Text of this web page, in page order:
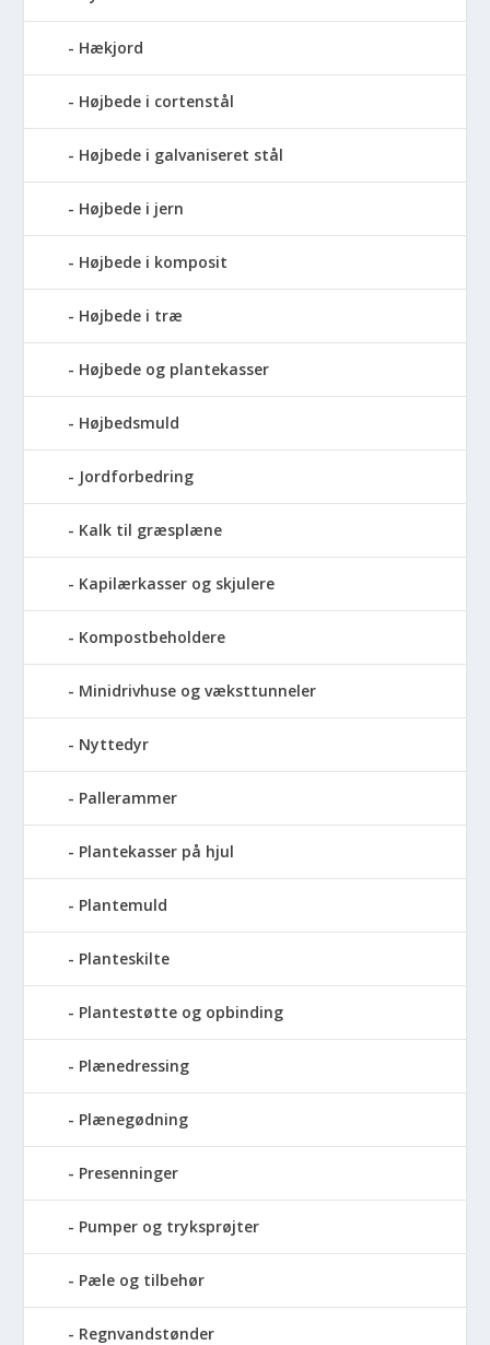
Hækjord
Højbede i cortenstål
Højbede i galvaniseret stål
Højbede i jern
Højbede i komposit
Højbede i træ
Højbede og plantekasser
Højbedsmuld
Jordforbedring
Kalk til græsplæne
Kapilærkasser og skjulere
Kompostbeholdere
Minidrivhuse og væksttunneler
Nyttedyr
Pallerammer
Plantekasser på hjul
Plantemuld
Planteskilte
Plantestøtte og opbinding
Plænedressing
Plænegødning
Presenninger
Pumper og tryksprøjter
Pæle og tilbehør
Regnvandstønder